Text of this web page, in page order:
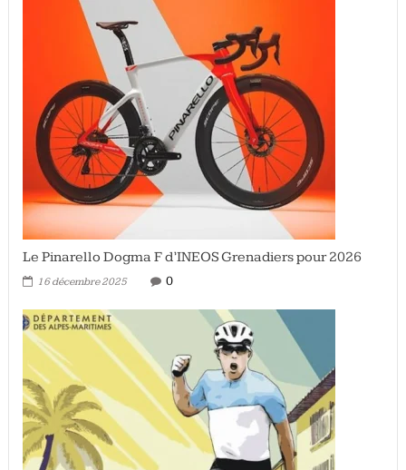
Le Pinarello Dogma F d’INEOS Grenadiers pour 2026
16 décembre 2025 0